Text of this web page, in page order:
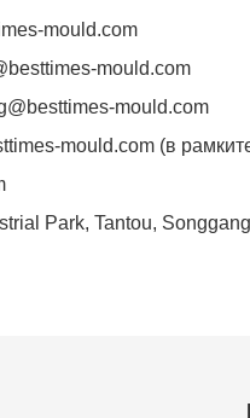
mould.com
mould.com
mould.com
mould.com (в
Park, Tantou,